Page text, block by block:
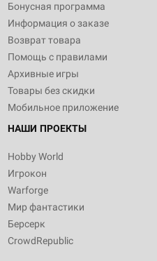
Бонусная программа
Информация о заказе
Возврат товара
Помощь с правилами
Архивные игры
Товары без скидки
Мобильное приложение
НАШИ ПРОЕКТЫ
Hobby World
Игрокон
Warforge
Мир фантастики
Берсерк
CrowdRepublic